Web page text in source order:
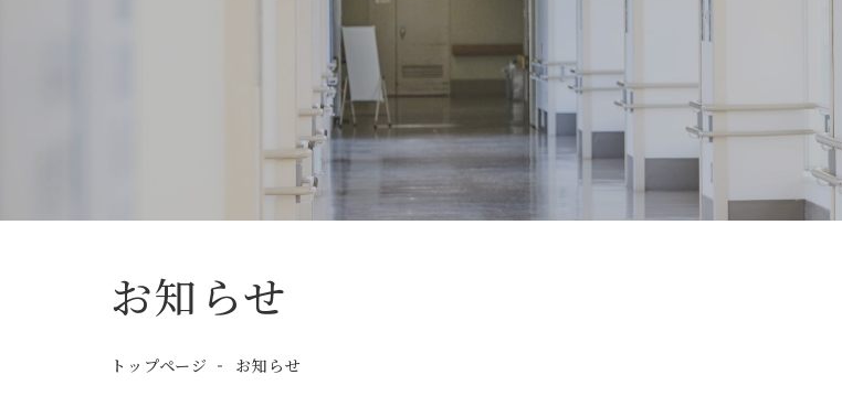
お知らせ
トップページ お知らせ